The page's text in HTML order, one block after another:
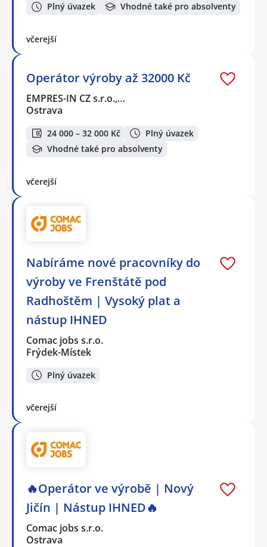
Plný úvazek Vhodné také pro absolventy
včerejší
Operátor výroby až 32000 Kč
EMPRES-IN CZ s.r.o.,…
Ostrava
24 000 – 32 000 Kč
Plný úvazek
Vhodné také pro absolventy
včerejší
Nabíráme nové pracovníky do
výroby ve Frenštátě pod
Radhoštěm | Vysoký plat a
nástup IHNED
Comac jobs s.r.o.
Frýdek-Místek
Plný úvazek
včerejší
🔥Operátor ve výrobě | Nový
Jičín | Nástup IHNED🔥
Comac jobs s.r.o.
Ostrava